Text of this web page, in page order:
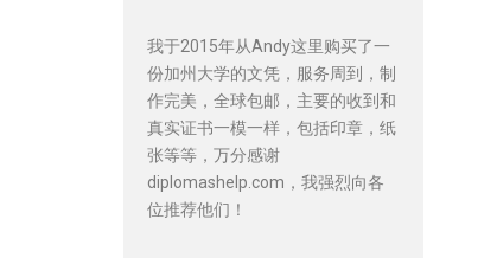
我于2015年从Andy这里购买了一
份加州大学的文凭，服务周到，制
作完美，全球包邮，主要的收到和
真实证书一模一样，包括印章，纸
张等等，万分感谢
diplomashelp.com，我强烈向各
位推荐他们！